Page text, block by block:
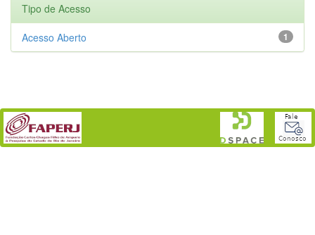
Tipo de Acesso
1
Acesso Aberto